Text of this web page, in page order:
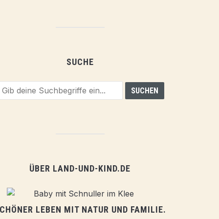
SUCHE
ÜBER LAND-UND-KIND.DE
LEBEN MIT NATUR UND FAMILIE.